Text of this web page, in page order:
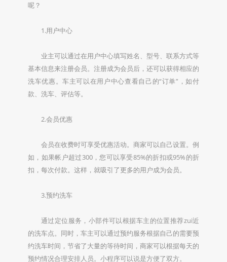
呢？
1.用户中心
业主可以通过在用户中心填写姓名、型号、联系方式等
基本信息来注册会员。注册成为会员后，还可以获得相应的
洗车优惠。车主可以在用户中心查看自己的“订单”，如付
款、洗车、评估等。
2.会员优惠
会员在收费时可享受优惠活动。商家可以自己设置。例
如，如果帐户超过300，您可以享受85%的折扣或95%的折
扣，每次付款。这样，就吸引了更多的用户成为会员。
3.预约洗车
通过定位服务，小部件可以根据车主的位置推荐zui近
的洗车点。同时，车主可以通过预约服务根据自己的需要预
约洗车时间，节省了大量的等待时间，商家可以根据每天的
预约情况合理安排人员。小程序可以说是方便了双方。